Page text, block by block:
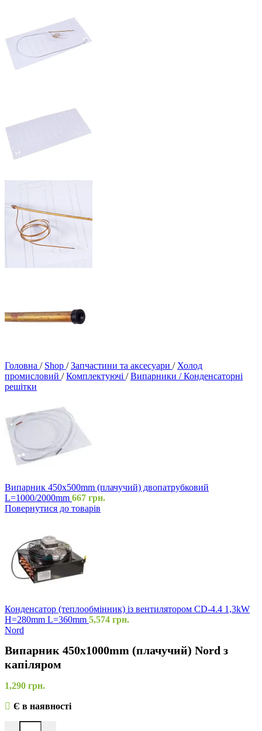
Головна / Shop / Запчастини та аксесуари / Холод
промисловий / Комплектуючі / Випарники / Конденсаторні
решітки
Випарник 450x500mm (плачучий) двопатрубковий
L=1000/2000mm 667 грн.
Повернутися до товарів
Конденсатор (теплообмінник) із вентилятором CD-4.4 1,3kW
H=280mm L=360mm 5,574 грн.
Nord
Випарник 450x1000mm (плачучий) Nord з
капіляром
1,290 грн.
Є в наявності